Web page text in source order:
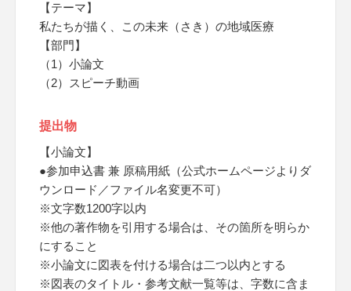
【テーマ】
私たちが描く、この未来（さき）の地域医療
【部門】
（1）小論文
（2）スピーチ動画
提出物
【小論文】
●参加申込書 兼 原稿用紙（公式ホームページよりダ
ウンロード／ファイル名変更不可）
※文字数1200字以内
※他の著作物を引用する場合は、その箇所を明らか
にすること
※小論文に図表を付ける場合は二つ以内とする
※図表のタイトル・参考文献一覧等は、字数に含ま